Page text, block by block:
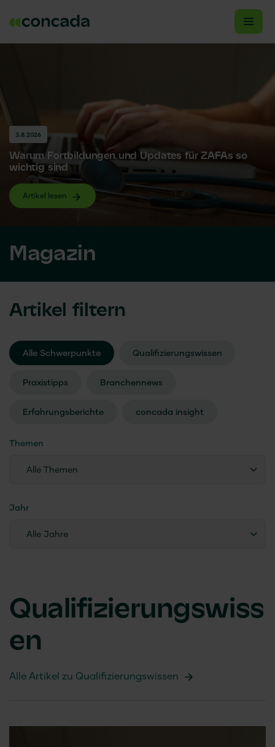
3.8.2026
Warum Fortbildungen und Updates für ZAFAs so
wichtig sind
Artikel lesen
Magazin
Artikel filtern
Alle Schwerpunkte Qualifizierungswissen
Praxistipps Branchennews
Erfahrungsberichte concada insight
Themen
Alle Themen
Jahr
Alle Jahre
Qualifizierungswiss
en
Alle Artikel zu Qualifizierungswissen